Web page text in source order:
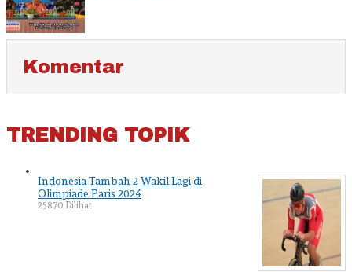
Komentar
TRENDING TOPIK
Indonesia Tambah 2 Wakil Lagi di
Olimpiade Paris 2024
25870 Dilihat